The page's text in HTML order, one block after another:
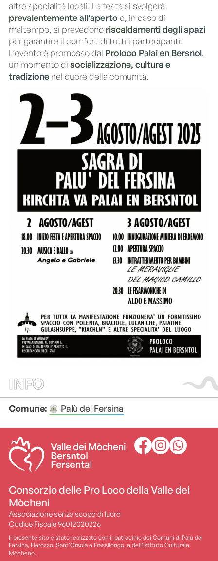
altre specialità locali. La festa si svolgerà
prevalentemente all’aperto e, in caso di
maltempo, si prevedono riscaldamenti degli spazi
per garantire il comfort di tutti i partecipanti.
L’evento è promosso dal Proloco Palai en Bersnol,
un momento di socializzazione, cultura e
tradizione nel cuore della comunità.
INFO
Comune: Palù del Fersina
Consorzio delle Pro Loco della Valle dei
Mòcheni
Associazione senza scopo di lucro
Codice Fiscale 96012020226
Il presente sito è stato realizzato con il patrocinio dei Comuni di Palù del
Fersina, Fierozzo, Sant'Orsola e Frassilongo, e dell'Istituto Culturale
Mòcheno.